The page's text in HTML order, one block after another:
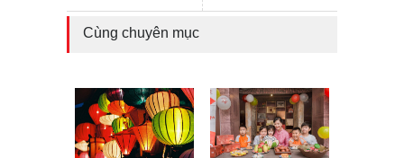
Cùng chuyên mục